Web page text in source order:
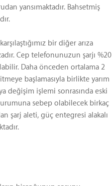
yansımaktadır. Bahsetmiş
bir diğer arıza
Cep telefonunuzun şarjı %20
Daha önceden ortalama 2
başlamasıyla birlikte yarım
değişim işlemi sonrasında eski
sebep olabilecek birkaç
şarj aleti, güç entegresi alakalı